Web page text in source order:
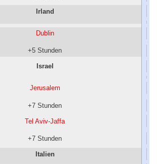
Irland
Dublin
+5 Stunden
Israel
Jerusalem
+7 Stunden
Tel Aviv-Jaffa
+7 Stunden
Italien